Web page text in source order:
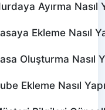
Ayırma Nasıl
Ekleme Nasıl
Oluşturma Nasıl
Ekleme Nasıl